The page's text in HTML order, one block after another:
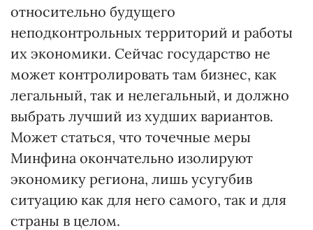
относительно будущего
неподконтрольных территорий и работы
их экономики. Сейчас государство не
может контролировать там бизнес, как
легальный, так и нелегальный, и должно
выбрать лучший из худших вариантов.
Может статься, что точечные меры
Минфина окончательно изолируют
экономику региона, лишь усугубив
ситуацию как для него самого, так и для
страны в целом.